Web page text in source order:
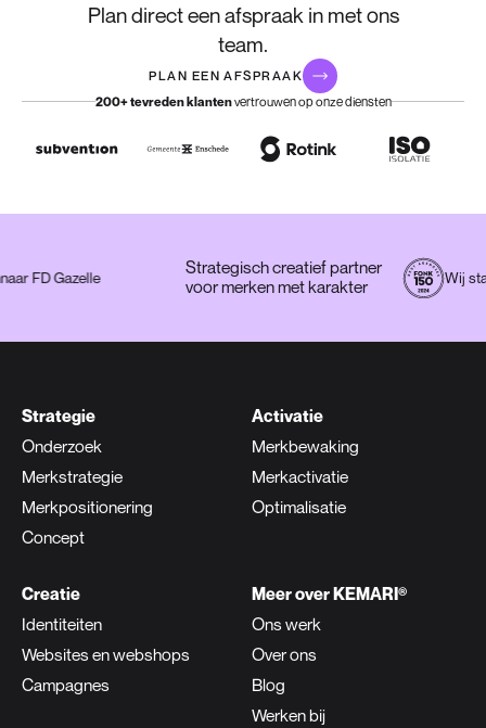
Plan direct een afspraak in met ons
team.
PLAN EEN AFSPRAAK
200+ tevreden klantenvertrouwen op onze diensten
FD Gazelle
Strategisch creatief partner
voor merken met karakter
Strategie
Onderzoek
Merkstrategie
Merkpositionering
Concept
Creatie
Identiteiten
Websites en webshops
Campagnes
Activatie
Merkbewaking
Merkactivatie
Optimalisatie
Meer over KEMARI®
Ons werk
Over ons
Blog
Werken bij